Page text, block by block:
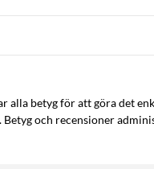
alla betyg för att göra det
och recensioner